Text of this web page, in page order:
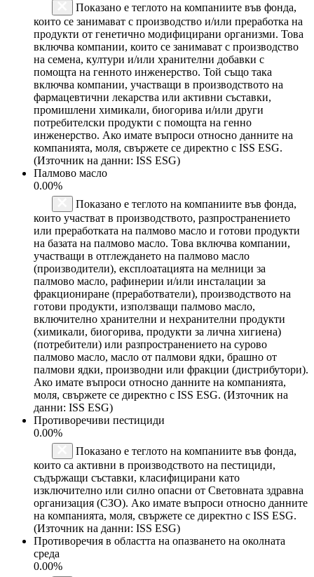
Показано е теглото на компаниите във фонда,
които се занимават с производство и/или преработка на
продукти от генетично модифицирани организми. Това
включва компании, които се занимават с производство
на семена, култури и/или хранителни добавки с
помощта на генното инженерство. Той също така
включва компании, участващи в производството на
фармацевтични лекарства или активни съставки,
промишлени химикали, биогорива и/или други
потребителски продукти с помощта на генно
инженерство. Ако имате въпроси относно данните на
компанията, моля, свържете се директно с ISS ESG.
(Източник на данни: ISS ESG)
Палмово масло
0.00%
Показано е теглото на компаниите във фонда,
които участват в производството, разпространението
или преработката на палмово масло и готови продукти
на базата на палмово масло. Това включва компании,
участващи в отглеждането на палмово масло
(производители), експлоатацията на мелници за
палмово масло, рафинерии и/или инсталации за
фракциониране (преработватели), производството на
готови продукти, използващи палмово масло,
включително хранителни и нехранителни продукти
(химикали, биогорива, продукти за лична хигиена)
(потребители) или разпространението на сурово
палмово масло, масло от палмови ядки, брашно от
палмови ядки, производни или фракции (дистрибутори).
Ако имате въпроси относно данните на компанията,
моля, свържете се директно с ISS ESG. (Източник на
данни: ISS ESG)
Противоречиви пестициди
0.00%
Показано е теглото на компаниите във фонда,
които са активни в производството на пестициди,
съдържащи съставки, класифицирани като
изключително или силно опасни от Световната здравна
организация (СЗО). Ако имате въпроси относно данните
на компанията, моля, свържете се директно с ISS ESG.
(Източник на данни: ISS ESG)
Противоречия в областта на опазването на околната
среда
0.00%